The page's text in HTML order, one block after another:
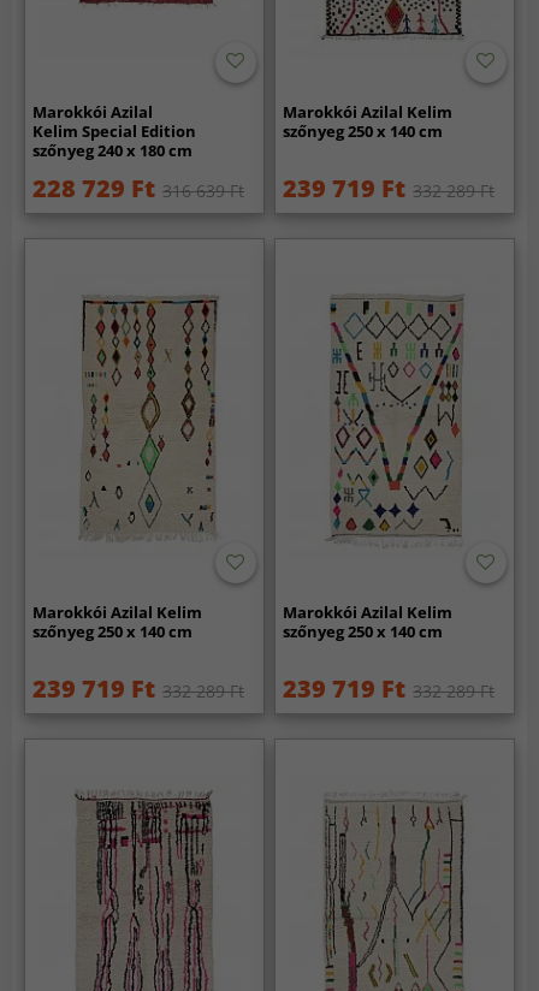
Marokkói Azilal
Kelim Special Edition
szőnyeg 240 x 180 cm
228 729 Ft 316 639 Ft
Marokkói Azilal Kelim
szőnyeg 250 x 140 cm
239 719 Ft 332 289 Ft
Marokkói Azilal Kelim
szőnyeg 250 x 140 cm
239 719 Ft 332 289 Ft
Marokkói Azilal Kelim
szőnyeg 250 x 140 cm
239 719 Ft 332 289 Ft